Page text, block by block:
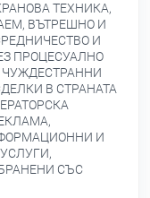
ТЕХНИКА,
ВЪТРЕШНО И
И
ПРОЦЕСУАЛНО
ЧУЖДЕСТРАННИ
В СТРАНАТА
И
СЪС